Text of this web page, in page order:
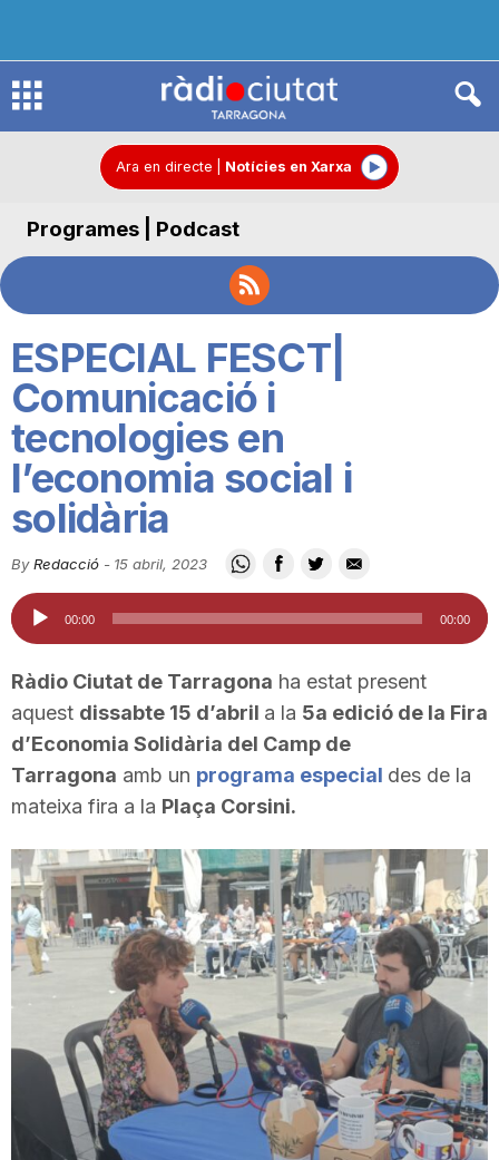
R
d
C
i
u
a
t
d
e
Ara en directe Notícies en Xarxa
Programes | Podcast
ESPECIAL FESCT|
Comunicació i
tecnologies en
l’economia social i
solidària
By Redacció - 15 abril, 2023
Reproductor
d'àudio
00:00 00:00
Ràdio Ciutat de Tarragona ha estat present
aquest dissabte 15 d’abril a la 5a edició de la Fira
d’Economia Solidària del Camp de
Tarragona amb un programa especial des de la
mateixa fira a la Plaça Corsini.